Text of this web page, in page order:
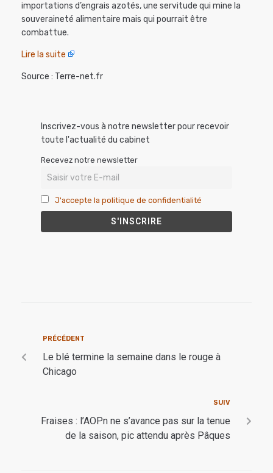
importations d’engrais azotés, une servitude qui mine la
souveraineté alimentaire mais qui pourrait être
combattue.
Lire la suite
Source : Terre-net.fr
Inscrivez-vous à notre newsletter pour recevoir
toute l'actualité du cabinet
Recevez notre newsletter
J'accepte la politique de confidentialité
PRÉCÉDENT
Le blé termine la semaine dans le rouge à
Chicago
SUIV
Fraises : l’AOPn ne s’avance pas sur la tenue
de la saison, pic attendu après Pâques